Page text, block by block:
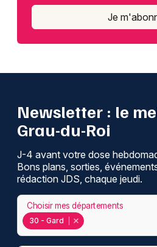
Je
Newsletter : le
Grau-du-Roi
J-4 avant votre dose
Bons plans, sorties,
rédaction JDS, chaque jeudi.
30 - Gard
Choisir mes départements